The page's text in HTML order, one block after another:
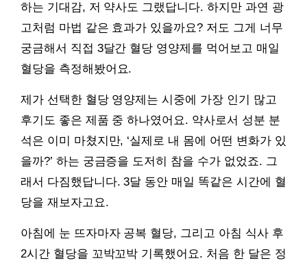
하는 기대감, 저 약사도 그랬답니다. 하지만 과연 광
고처럼 마법 같은 효과가 있을까요? 저도 그게 너무
궁금해서 직접 3달간 혈당 영양제를 먹어보고 매일
혈당을 측정해봤어요.
제가 선택한 혈당 영양제는 시중에 가장 인기 많고
후기도 좋은 제품 중 하나였어요. 약사로서 성분 분
석은 이미 마쳤지만, ‘실제로 내 몸에 어떤 변화가 있
을까?’ 하는 궁금증을 도저히 참을 수가 없었죠. 그
래서 다짐했답니다. 3달 동안 매일 똑같은 시간에 혈
당을 재보자고요.
아침에 눈 뜨자마자 공복 혈당, 그리고 아침 식사 후
2시간 혈당을 꼬박꼬박 기록했어요. 처음 한 달은 정